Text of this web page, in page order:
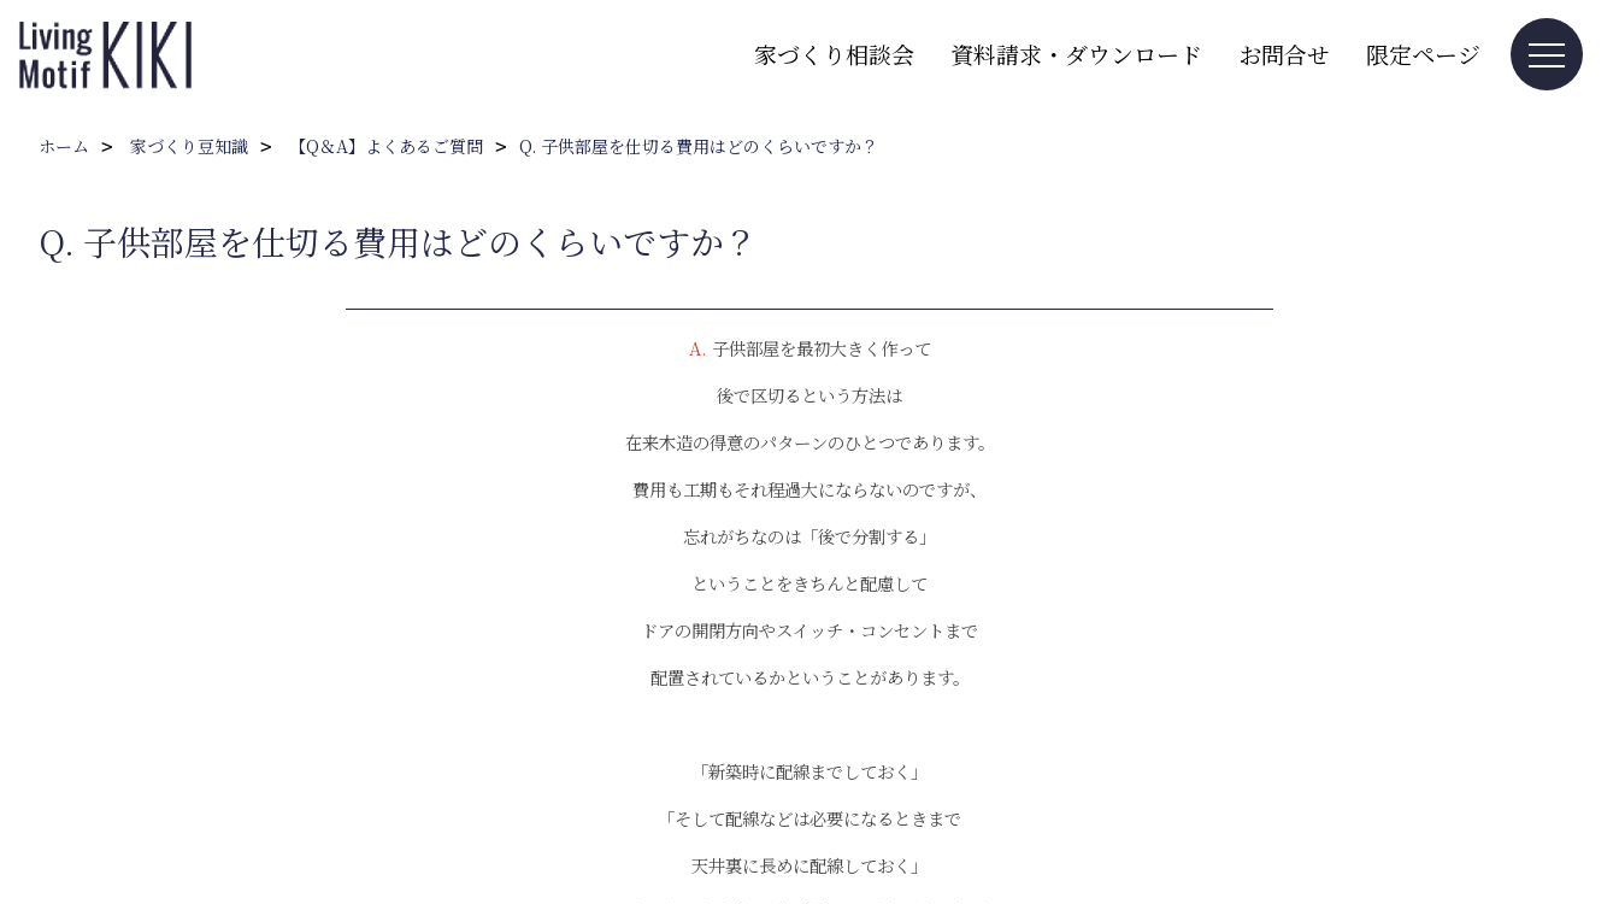
家づくり相談会 資料請求・ダウンロード お問合せ 限定ページ
ホーム 家づくり豆知識 【Q＆A】よくあるご質問 Q. 子供部屋を仕切る費用はどのくらいですか？
Q. 子供部屋を仕切る費用はどのくらいですか？
A. 子供部屋を最初大きく作って
後で区切るという方法は
在来木造の得意のパターンのひとつであります。
費用も工期もそれ程過大にならないのですが、
忘れがちなのは「後で分割する 」
ということをきちんと配慮して
ドアの開閉方向やスイッチ・コンセントまで
配置されているかということがあります。
「新築時に配線までしておく」
「そして配線などは必要になるときまで
天井裏に長めに配線しておく」